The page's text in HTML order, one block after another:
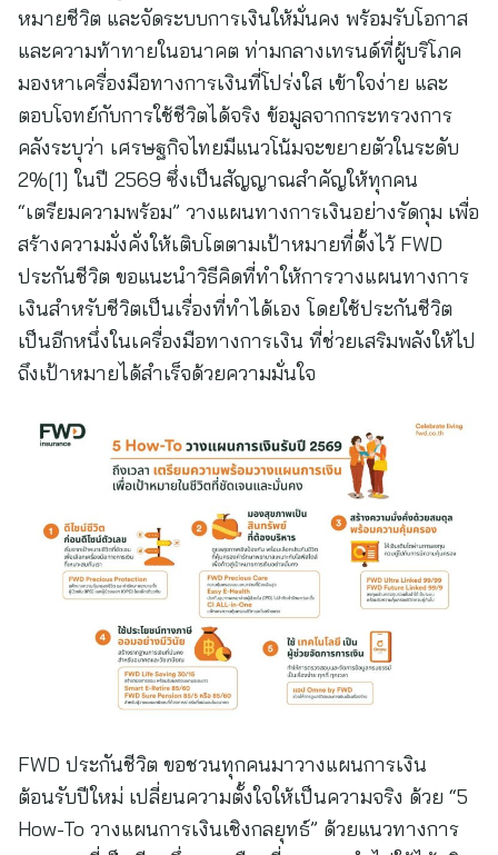
หมายชีวิต และจัดระบบการเงินให้มั่นคง พร้อมรับโอกาส
และความท้าทายในอนาคต ท่ามกลางเทรนด์ที่ผู้บริโภค
มองหาเครื่องมือทางการเงินที่โปร่งใส เข้าใจง่าย และ
ตอบโจทย์กับการใช้ชีวิตได้จริง ข้อมูลจากกระทรวงการ
คลังระบุว่า เศรษฐกิจไทยมีแนวโน้มจะขยายตัวในระดับ
2%[1] ในปี 2569 ซึ่งเป็นสัญญาณสำคัญให้ทุกคน
“เตรียมความพร้อม” วางแผนทางการเงินอย่างรัดกุม เพื่อ
สร้างความมั่งคั่งให้เติบโตตามเป้าหมายที่ตั้งไว้ FWD
ประกันชีวิต ขอแนะนำวิธีคิดที่ทำให้การวางแผนทางการ
เงินสำหรับชีวิตเป็นเรื่องที่ทำได้เอง โดยใช้ประกันชีวิต
เป็นอีกหนึ่งในเครื่องมือทางการเงิน ที่ช่วยเสริมพลังให้ไป
ถึงเป้าหมายได้สำเร็จด้วยความมั่นใจ
FWD ประกันชีวิต ขอชวนทุกคนมาวางแผนการเงิน
ต้อนรับปีใหม่ เปลี่ยนความตั้งใจให้เป็นความจริง ด้วย “5
How-To วางแผนการเงินเชิงกลยุทธ์” ด้วยแนวทางการ